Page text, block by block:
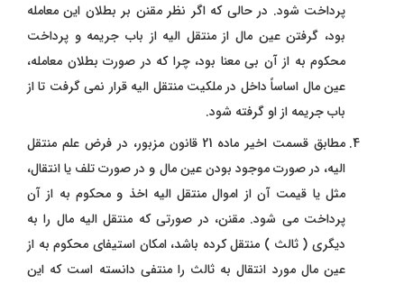
پرداخت شود. در حالی که اگر نظر مقنن بر بطلان این معامله
‌بود، گرفتن عین مال از منتقل‌ الیه از باب جریمه و پرداخت
محکوم‌ به از آن بی‌ معنا ‌بود، چرا که در صورت بطلان معامله،
عین مال اساساً داخل در ملکیت منتقل‌ الیه قرار نمی‌ گرفت تا از
باب جریمه از او گرفته شود.
مطابق قسمت اخیر ماده 21 قانون مزبور، در فرض علم منتقل‌
الیه، در صورت موجود بودن عین مال و در صورت تلف یا انتقال،
مثل یا قیمت آن از اموال منتقل‌ الیه اخذ و محکوم‌ به از آن
پرداخت می‌ شود. مقنن، در صورتی که منتقل ‌الیه مال را به
دیگری ( ثالث ) منتقل کرده باشد، امکان استیفای محکوم‌ به از
عین مال مورد انتقال به ثالث را منتفی دانسته است که این